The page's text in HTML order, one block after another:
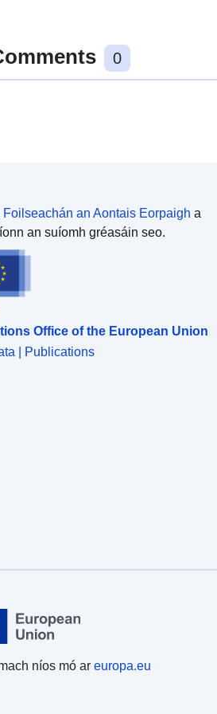
0
Foilseachán an Aontais Eorpaigh a
an suíomh gréasáin seo.
Office of the European Union
| Publications
níos mó ar europa.eu